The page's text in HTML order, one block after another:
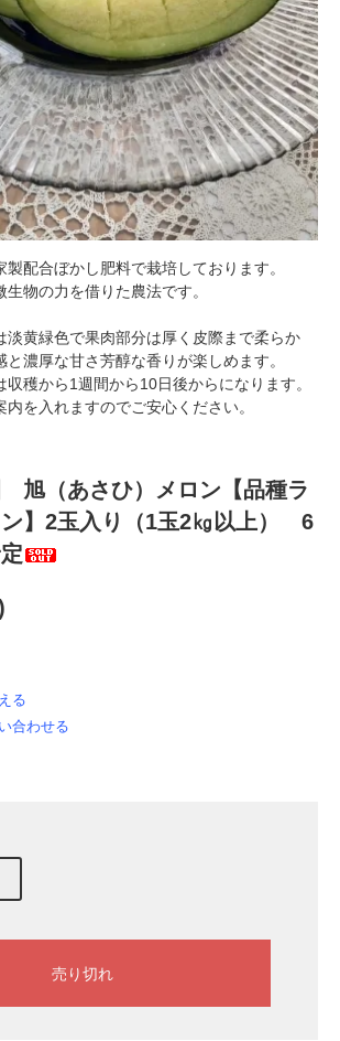
配合ぼかし肥料で栽培しております。
物の力を借りた農法です。
黄緑色で果肉部分は厚く皮際まで柔らか
と濃厚な甘さ芳醇な香りが楽しめます。
穫から1週間から10日後からになります。
を入れますのでご安心ください。
旭（あさひ）メロン【品種ラ
】2玉入り（1玉2㎏以上） 6
る
合わせる